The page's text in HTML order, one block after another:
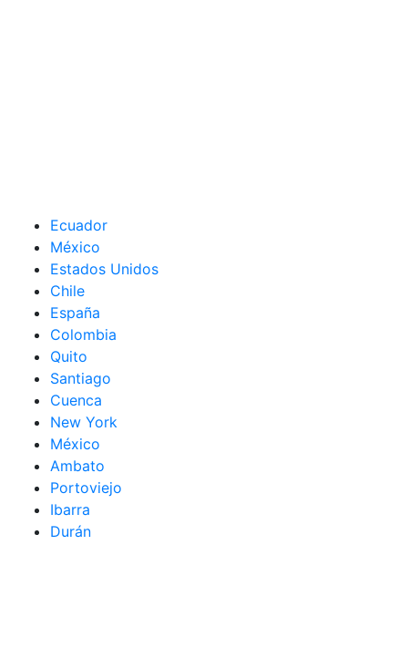
Ecuador
México
Estados Unidos
Chile
España
Colombia
Quito
Santiago
Cuenca
New York
México
Ambato
Portoviejo
Ibarra
Durán